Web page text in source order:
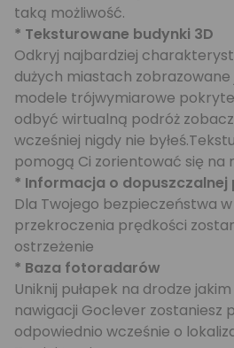
taką możliwość.
* Teksturowane budynki 3D
Odkryj najbardziej
dużych miastach
modele trójwymiarowe
odbyć wirtualną podróż
wcześniej nigdy nie
pomogą Ci zorientować się na
* Informacja o dopuszczalnej
Dla Twojego bezpieczeństwa
przekroczenia prędkości
ostrzeżenie
* Baza fotoradarów
Uniknij pułapek na drodze
nawigacji Goclever zostaniesz
odpowiednio wcześnie o